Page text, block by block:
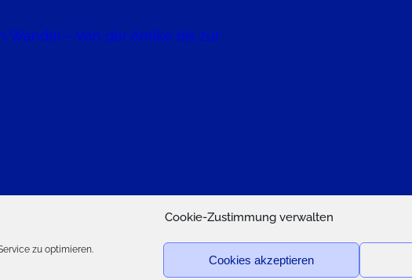
Cookie-Zustimmung verwalten
zu optimieren.
Cookies akzeptieren
Wandel – Von der Antike bis zur